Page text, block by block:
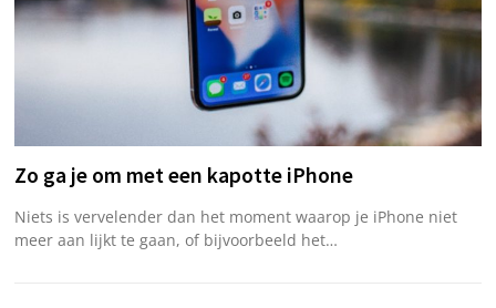
Zo ga je om met een kapotte iPhone
Niets is vervelender dan het moment waarop je iPhone niet
meer aan lijkt te gaan, of bijvoorbeeld het…